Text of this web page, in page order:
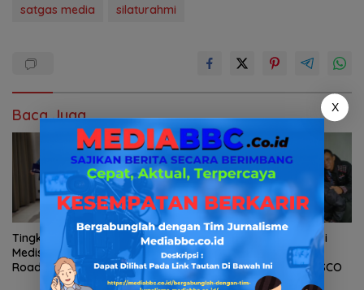
satgas media
silaturahmi
Baca Juga
Tingkatkan Edukasi Skincare
Medis, OBAGI Medical Gelar
Roadshow Perdana di
Foreverskin Clinic
FORWAN Siapkan Diskusi
Publik Dukung Dangdut
Menuju Pengakuan UNESCO
X